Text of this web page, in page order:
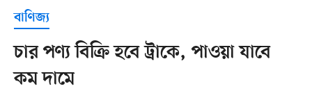
বাণিজ্য
চার পণ্য বিক্রি হবে ট্রাকে, পাওয়া যাবে
কম দামে